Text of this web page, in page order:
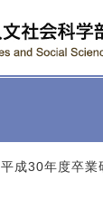
平成30年度卒業